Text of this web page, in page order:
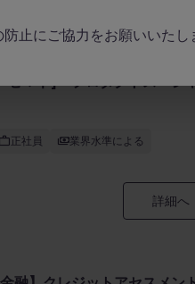
セマネ] プロダクトスペシ
正社員 業界水準による
詳細へ
止にご協力をお願いいたし